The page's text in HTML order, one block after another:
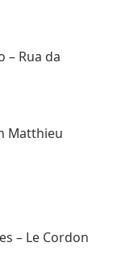
– Rua da
Matthieu
– Le Cordon